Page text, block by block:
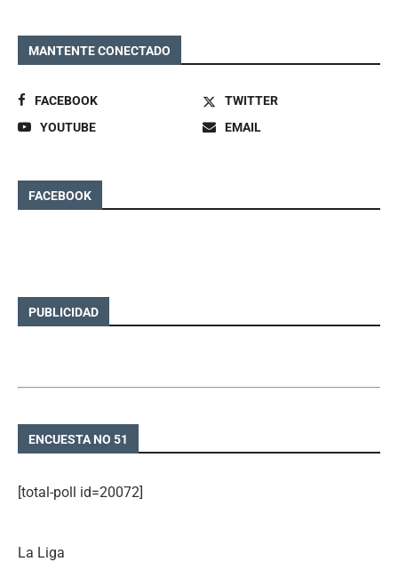
MANTENTE CONECTADO
FACEBOOK
TWITTER
YOUTUBE
EMAIL
FACEBOOK
PUBLICIDAD
ENCUESTA NO 51
[total-poll id=20072]
La Liga